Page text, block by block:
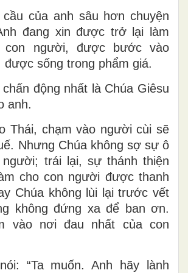
của anh sâu hơn chuyện
đang xin được trở lại làm
con người, được bước vào
sống trong phẩm giá.
động nhất là Chúa Giêsu
anh.
Thái, chạm vào người cùi sẽ
Nhưng Chúa không sợ sự ô
trái lại, sự thánh thiện
cho con người được thanh
Chúa không lùi lại trước vết
không đứng xa để ban ơn.
vào nơi đau nhất của con
“Ta muốn. Anh hãy lành